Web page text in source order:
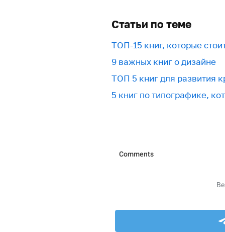
Статьи по теме
ТОП-15 книг, которые
9 важных книг о дизайне
ТОП 5 книг для развития
5 книг по типографике,